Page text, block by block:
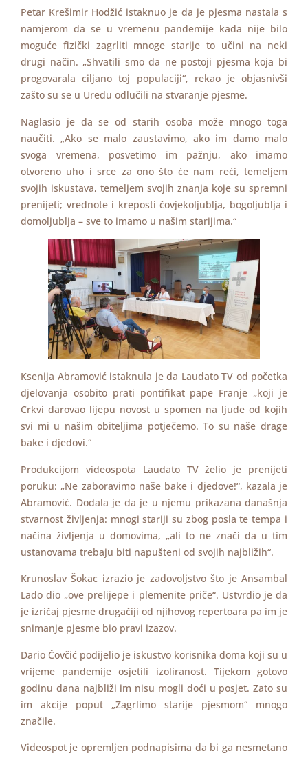
Petar Krešimir Hodžić istaknuo je da je pjesma nastala s
namjerom da se u vremenu pandemije kada nije bilo
moguće fizički zagrliti mnoge starije to učini na neki
drugi način. „Shvatili smo da ne postoji pjesma koja bi
progovarala ciljano toj populaciji“, rekao je objasnivši
zašto su se u Uredu odlučili na stvaranje pjesme.
Naglasio je da se od starih osoba može mnogo toga
naučiti. „Ako se malo zaustavimo, ako im damo malo
svoga vremena, posvetimo im pažnju, ako imamo
otvoreno uho i srce za ono što će nam reći, temeljem
svojih iskustava, temeljem svojih znanja koje su spremni
prenijeti; vrednote i kreposti čovjekoljublja, bogoljublja i
domoljublja – sve to imamo u našim starijima.“
Ksenija Abramović istaknula je da Laudato TV od početka
djelovanja osobito prati pontifikat pape Franje „koji je
Crkvi darovao lijepu novost u spomen na ljude od kojih
svi mi u našim obiteljima potječemo. To su naše drage
bake i djedovi.“
Produkcijom videospota Laudato TV želio je prenijeti
poruku: „Ne zaboravimo naše bake i djedove!“, kazala je
Abramović. Dodala je da je u njemu prikazana današnja
stvarnost življenja: mnogi stariji su zbog posla te tempa i
načina življenja u domovima, „ali to ne znači da u tim
ustanovama trebaju biti napušteni od svojih najbližih“.
Krunoslav Šokac izrazio je zadovoljstvo što je Ansambal
Lado dio „ove prelijepe i plemenite priče“. Ustvrdio je da
je izričaj pjesme drugačiji od njihovog repertoara pa im je
snimanje pjesme bio pravi izazov.
Dario Čovčić podijelio je iskustvo korisnika doma koji su u
vrijeme pandemije osjetili izoliranost. Tijekom gotovo
godinu dana najbliži im nisu mogli doći u posjet. Zato su
im akcije poput „Zagrlimo starije pjesmom“ mnogo
značile.
Videospot je opremljen podnapisima da bi ga nesmetano